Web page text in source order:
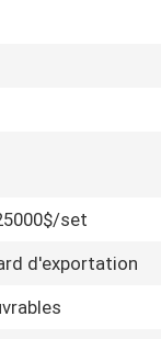
set
d'exportation